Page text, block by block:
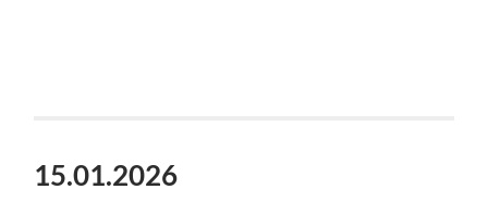
15.01.2026